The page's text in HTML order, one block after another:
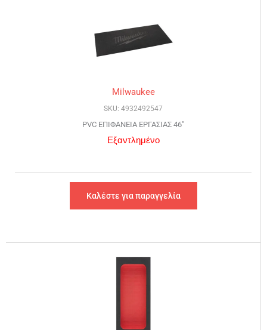
Milwaukee
SKU: 4932492547
PVC ΕΠΙΦΑΝΕΙΑ ΕΡΓΑΣΙΑΣ 46″
Εξαντλημένο
Καλέστε για παραγγελία